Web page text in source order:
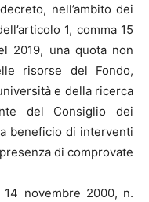
nell’ambito dei
1, comma 15
2019, una quota non
risorse del Fondo,
e della ricerca
del Consiglio dei
beneficio di interventi
di comprovate
novembre 2000, n.